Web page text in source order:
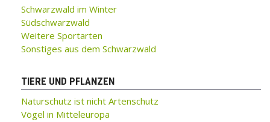
Schwarzwald im Winter
Südschwarzwald
Weitere Sportarten
Sonstiges aus dem Schwarzwald
TIERE UND PFLANZEN
Naturschutz ist nicht Artenschutz
Vögel in Mitteleuropa